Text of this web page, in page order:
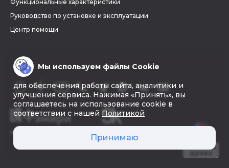
Функциональные характеристики
Руководство по установке и эксплуатации
Центр помощи
© 2026 «Фэмири»
Мы используем файлы Cookie
для обеспечения работы сайта, аналитики и
улучшения сервиса. Нажимая «Принять», вы
соглашаетесь на использование cookie в
соответствии с нашей Политикой
Принимаю
Создать